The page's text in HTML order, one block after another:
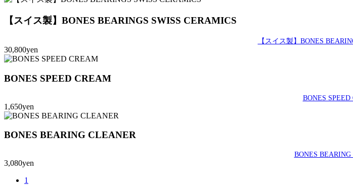
【スイス製】BONES BEARINGS SWISS CERAMICS
【スイス製】BONES
30,800yen
BONES SPEED CREAM
BONES SPEED
1,650yen
BONES BEARING CLEANER
BONES
3,080yen
1